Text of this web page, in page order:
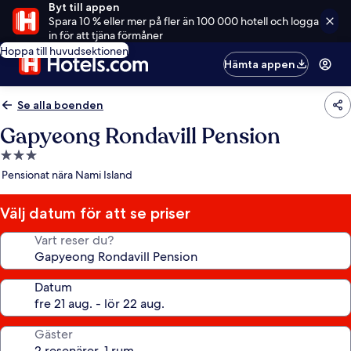
Byt till appen
Spara 10 % eller mer på fler än 100 000 hotell och logga
in för att tjäna förmåner
Hoppa till huvudsektionen
Hämta appen
Se alla boenden
Gapyeong Rondavill Pension
3.0-
stjärnigt
Pensionat nära Nami Island
Välj datum för att se priser
Vart reser du?
Datum
Gäster